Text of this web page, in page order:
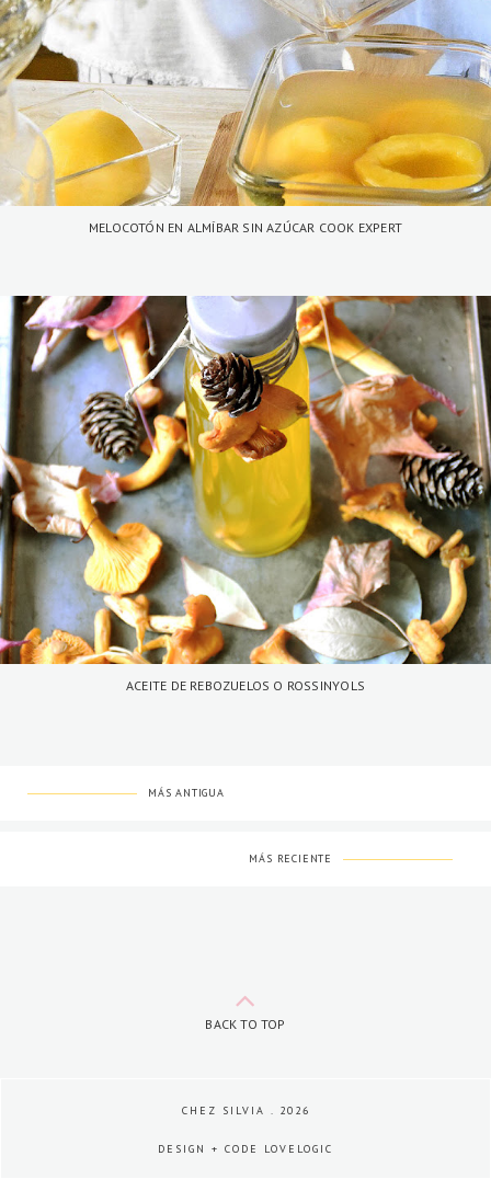
MELOCOTÓN EN ALMÍBAR SIN AZÚCAR COOK EXPERT
ACEITE DE REBOZUELOS O ROSSINYOLS
MÁS ANTIGUA
MÁS RECIENTE
BACK TO TOP
CHEZ SILVIA . 2026
DESIGN + CODE LOVELOGIC